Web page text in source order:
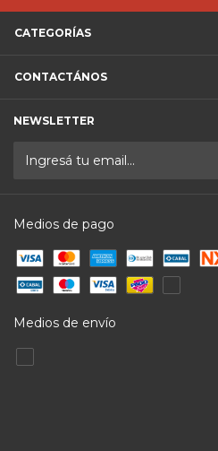
CATEGORÍAS
CONTACTÁNOS
NEWSLETTER
Medios de pago
Medios de envío